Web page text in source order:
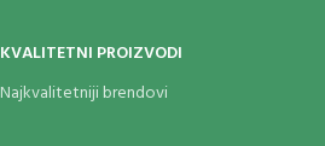
KVALITETNI PROIZVODI
Najkvalitetniji brendovi